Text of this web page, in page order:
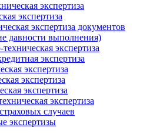
экспертиза
экспертиза
экспертиза документов
давности выполнения)
экспертиза
экспертиза
экспертиза
экспертиза
экспертиза
экспертиза
случаев
экспертизы